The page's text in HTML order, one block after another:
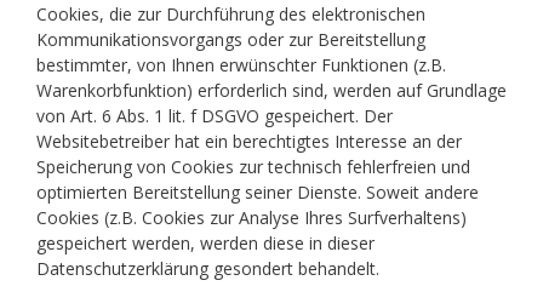
Cookies, die zur Durchführung des elektronischen
Kommunikationsvorgangs oder zur Bereitstellung
bestimmter, von Ihnen erwünschter Funktionen (z.B.
Warenkorbfunktion) erforderlich sind, werden auf Grundlage
von Art. 6 Abs. 1 lit. f DSGVO gespeichert. Der
Websitebetreiber hat ein berechtigtes Interesse an der
Speicherung von Cookies zur technisch fehlerfreien und
optimierten Bereitstellung seiner Dienste. Soweit andere
Cookies (z.B. Cookies zur Analyse Ihres Surfverhaltens)
gespeichert werden, werden diese in dieser
Datenschutzerklärung gesondert behandelt.